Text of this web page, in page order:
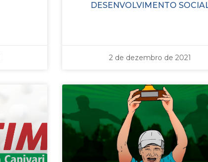
DESENVOLVIMENTO
2 de dezembro de 2021